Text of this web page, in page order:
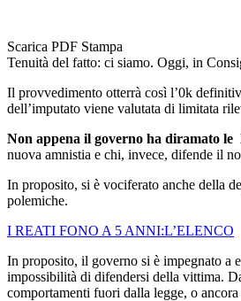
Scarica PDF Stampa
Tenuità del fatto: ci siamo. Oggi, in
Il provvedimento otterrà così l’0k
dell’imputato viene valutata di limitata
Non appena il governo ha diramato le
nuova amnistia e chi, invece, difende il
In proposito, si è vociferato anche della
polemiche.
I REATI FONO A 5 ANNI:L’ELENCO
In proposito, il governo si è impegnato a
impossibilità di difendersi della vittima.
comportamenti fuori dalla legge, o